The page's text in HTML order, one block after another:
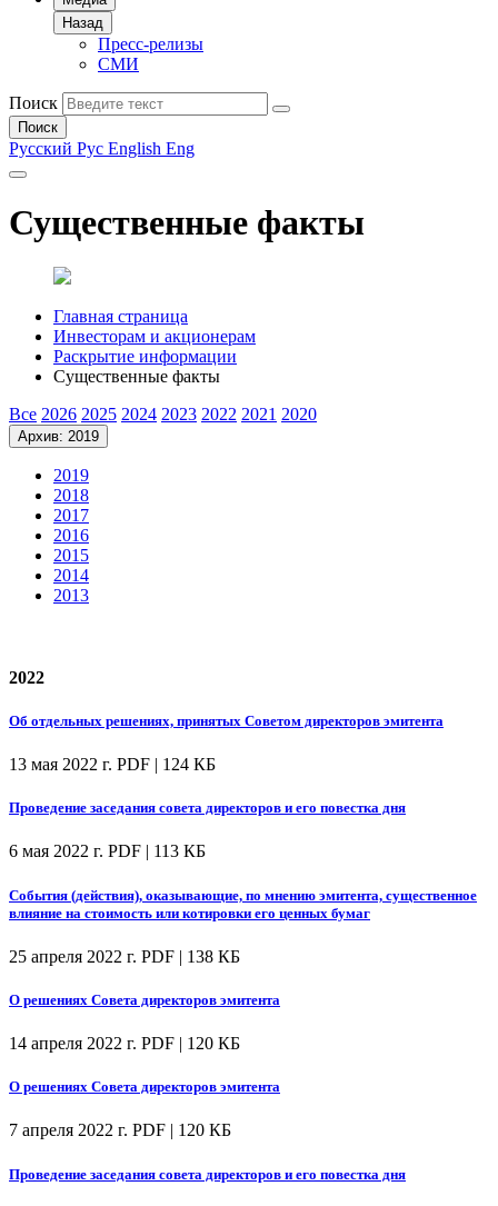
Назад
Пресс-релизы
СМИ
Поиск
Поиск
Русский Рус English Eng
Существенные факты
Главная страница
Инвесторам и акционерам
Раскрытие информации
Существенные факты
Все 2026 2025 2024 2023 2022 2021 2020
Архив: 2019
2019
2018
2017
2016
2015
2014
2013
2022
Об отдельных решениях, принятых Советом директоров эмитента
13 мая 2022 г. PDF | 124 КБ
Проведение заседания совета директоров и его повестка дня
6 мая 2022 г. PDF | 113 КБ
События (действия), оказывающие, по мнению эмитента, существенное
влияние на стоимость или котировки его ценных бумаг
25 апреля 2022 г. PDF | 138 КБ
О решениях Совета директоров эмитента
14 апреля 2022 г. PDF | 120 КБ
О решениях Совета директоров эмитента
7 апреля 2022 г. PDF | 120 КБ
Проведение заседания совета директоров и его повестка дня